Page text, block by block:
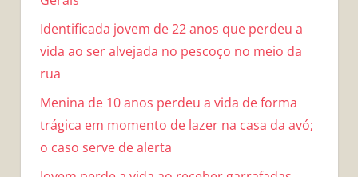
Identificada jovem de 22 anos que perdeu a
vida ao ser alvejada no pescoço no meio da
rua
Menina de 10 anos perdeu a vida de forma
trágica em momento de lazer na casa da avó;
o caso serve de alerta